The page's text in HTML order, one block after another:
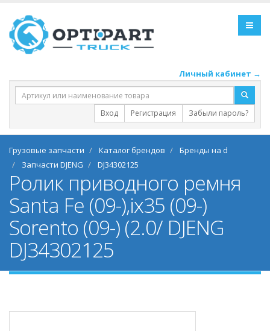
Личный кабинет →
Вход Регистрация Забыли пароль?
Грузовые запчасти Каталог брендов
Бренды на d
Запчасти DJENG
DJ34302125
Ролик приводного ремня
Santa Fe (09-),ix35 (09-)
Sorento (09-) (2.0/ DJENG
DJ34302125